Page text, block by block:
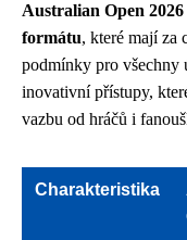
Australian Open
formátu, které mají za
podmínky pro všechny
inovativní přístupy,
vazbu od hráčů i
Charakteristika